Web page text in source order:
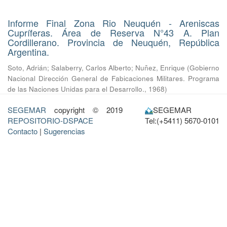
Informe Final Zona Rio Neuquén - Areniscas
Cupríferas. Área de Reserva N°43 A. Plan
Cordillerano. Provincia de Neuquén, República
Argentina.
Soto, Adrián; Salaberry, Carlos Alberto; Nuñez, Enrique (Gobierno
Nacional Dirección General de Fabicaciones Militares. Programa
de las Naciones Unidas para el Desarrollo., 1968)
SEGEMAR copyright © 2019
REPOSITORIO-DSPACE
Contacto | Sugerencias
SEGEMAR
Tel:(+5411) 5670-0101